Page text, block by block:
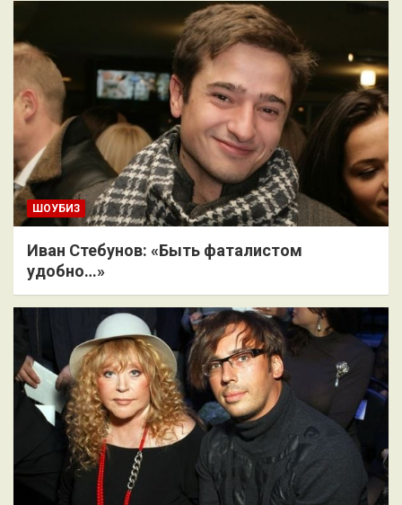
ШОУБИЗ
Иван Стебунов: «Быть фаталистом
удобно…»